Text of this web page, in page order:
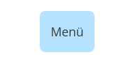
Menü